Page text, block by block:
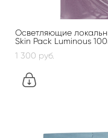
Осветляющие
Skin Pack Luminous
1 300 pуб.